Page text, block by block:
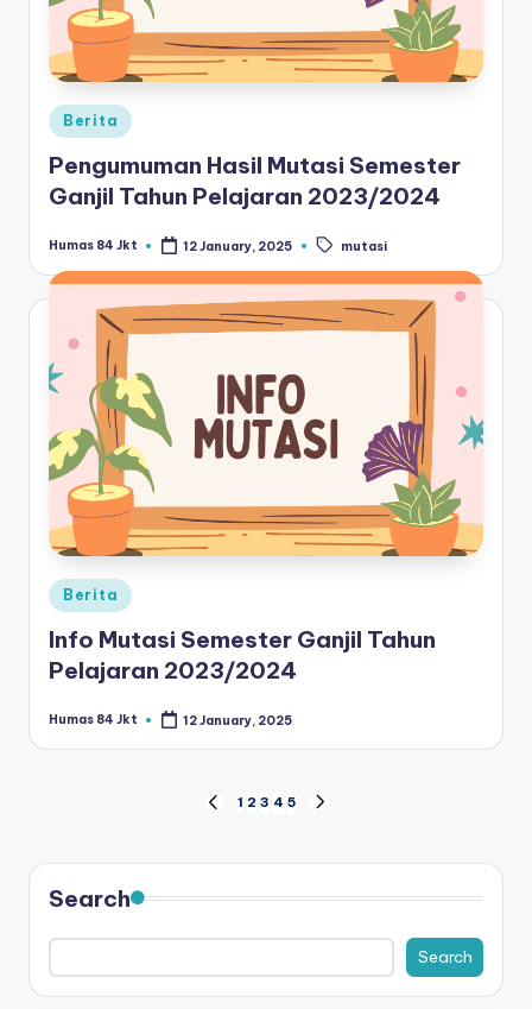
Posted
in
Berita
Pengumuman Hasil Mutasi Semester
Ganjil Tahun Pelajaran 2023/2024
Posted
Humas 84 Jkt 12 January, 2025
Tags: mutasi
Posted
in
Berita
Info Mutasi Semester Ganjil Tahun
Pelajaran 2023/2024
Posted
Humas 84 Jkt 12 January, 2025
pagination
PREVIOUS
1 2 3 4 5
Search
Search